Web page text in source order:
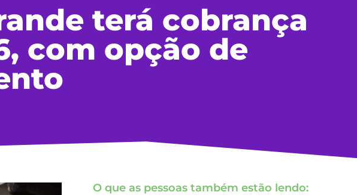
terá cobrança
com opção de
O que as pessoas também estão lendo: